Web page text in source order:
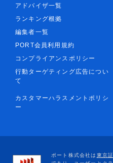
アドバイザ一覧
ランキング根拠
編集者一覧
PORT会員利用規約
コンプライアンスポリシー
行動ターゲティング広告につい
て
カスタマーハラスメントポリシ
ー